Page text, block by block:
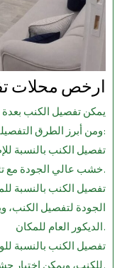
ارخص محلات
يمكن تفصيل الكنب
ومن أبرز الطرق التفصيلية للكنب:
خشب عالي الجودة مع تثبيته بشكل جيد لضمان متانة الكنب.
الجودة لتفصيل الكنب،
الديكور العام للمكان.
للكنب، ويمكن اختيار حشوة الوسائد حسب الراحة المطلوبة.